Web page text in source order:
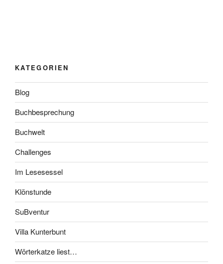
KATEGORIEN
Blog
Buchbesprechung
Buchwelt
Challenges
Im Lesesessel
Klönstunde
SuBventur
Villa Kunterbunt
Wörterkatze liest…